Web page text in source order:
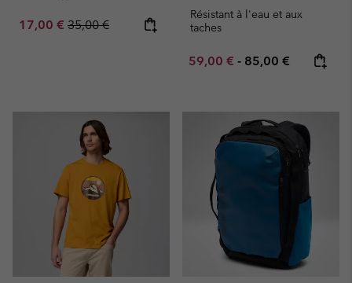
Sale price:
17,00 € Regular price:
35,00 €
Résistant à l'eau et aux
taches
Minimum sale price:
59,00 € - Maximum price:
85,00 €